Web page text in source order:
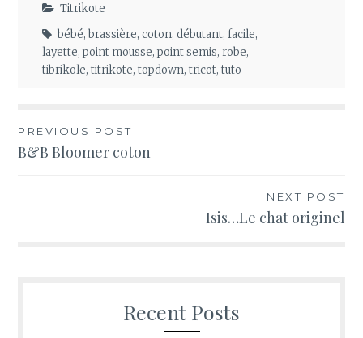
Titrikote
bébé,brassière,coton,débutant,facile,
layette,point mousse,point semis,robe,
tibrikole,titrikote,topdown,tricot,tuto
Post
navigation
PREVIOUS POST
B&B Bloomer coton
NEXT POST
Isis…Le chat originel
Recent Posts